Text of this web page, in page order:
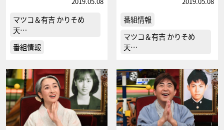
マツコ＆有吉 かりそめ
天…
番組情報
番組情報
マツコ＆有吉 かりそめ
天…